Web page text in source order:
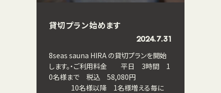
貸切プラン始めます
2024.7.31
8seas sauna HIRA の貸切プランを開始
します。・ご利用料金 平日 3時間 1
0名様まで 税込 58,080円
10名様以降 1名様増える毎に